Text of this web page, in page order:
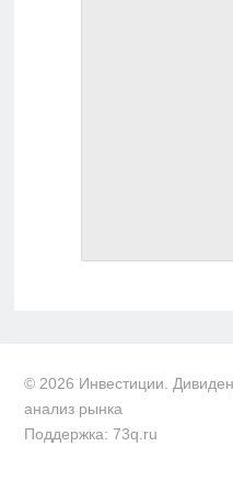
© 2026 Инвестиции.
анализ рынка
Поддержка: 73q.ru